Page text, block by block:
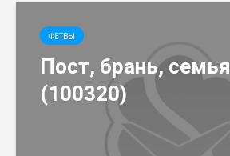
ФЕТВЫ
Пост, брань, семья
(100320)